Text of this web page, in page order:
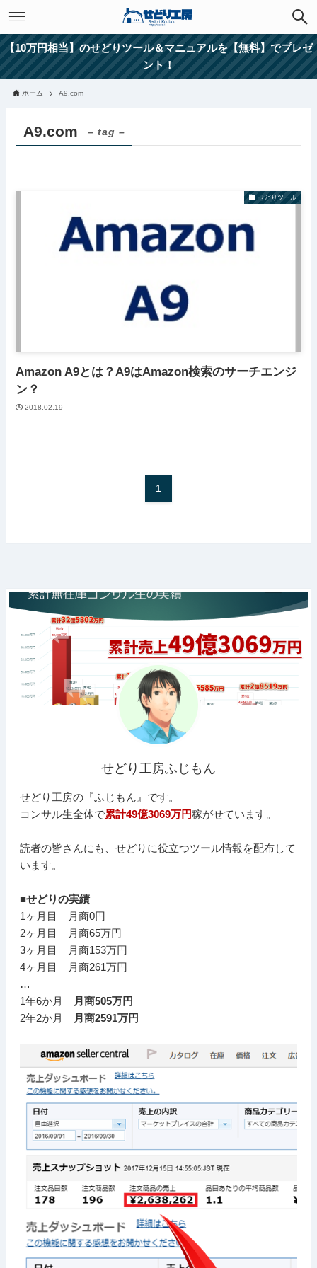
【10万円相当】のせどりツール＆マニュアルを【無料】でプレゼ
ント！
ホーム A9.com
A9.com – tag –
せどりツール
Amazon A9とは？A9はAmazon検索のサーチエンジ
ン？
2018.02.19
1
せどり工房ふじもん
せどり工房の『ふじもん』です。
コンサル生全体で累計49億3069万円稼がせています。
読者の皆さんにも、せどりに役立つツール情報を配布して
います。
■せどりの実績
1ヶ月目 月商0円
2ヶ月目 月商65万円
3ヶ月目 月商153万円
4ヶ月目 月商261万円
…
1年6か月
月商505万円
2年2か月
月商2591万円